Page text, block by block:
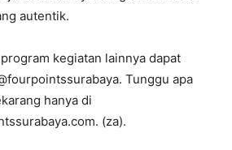
autentik.
kegiatan lainnya dapat
Tunggu apa
hanya di
(za).